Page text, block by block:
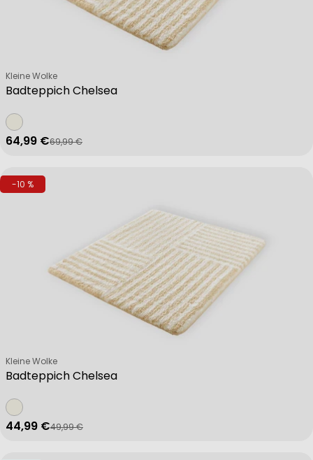
Badteppich Chelsea
Verkäufer:
Kleine Wolke
Verkaufspreis
64,99 €
Regulärer Preis
69,99 €
-10 %
Badteppich Chelsea
Verkäufer:
Kleine Wolke
Verkaufspreis
44,99 €
Regulärer Preis
49,99 €